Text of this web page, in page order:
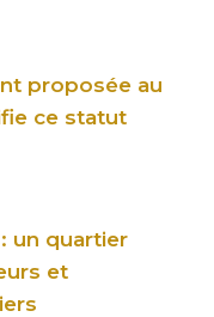
proposée au
ce statut
un quartier
et